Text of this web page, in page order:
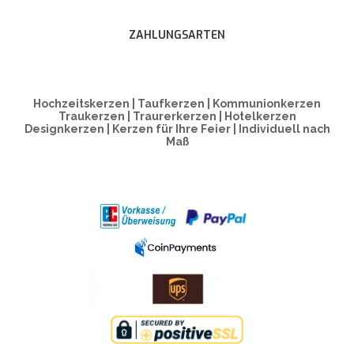
ZAHLUNGSARTEN
Hochzeitskerzen | Taufkerzen | Kommunionkerzen
Traukerzen | Traurerkerzen | Hotelkerzen
Designkerzen | Kerzen für Ihre Feier | Individuell nach
Maß